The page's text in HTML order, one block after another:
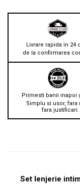
Livrare rapida in 24
de la confirmarea
Primesti banii inapoi
Simplu si usor, fara
fara justificari.
Set lenjerie